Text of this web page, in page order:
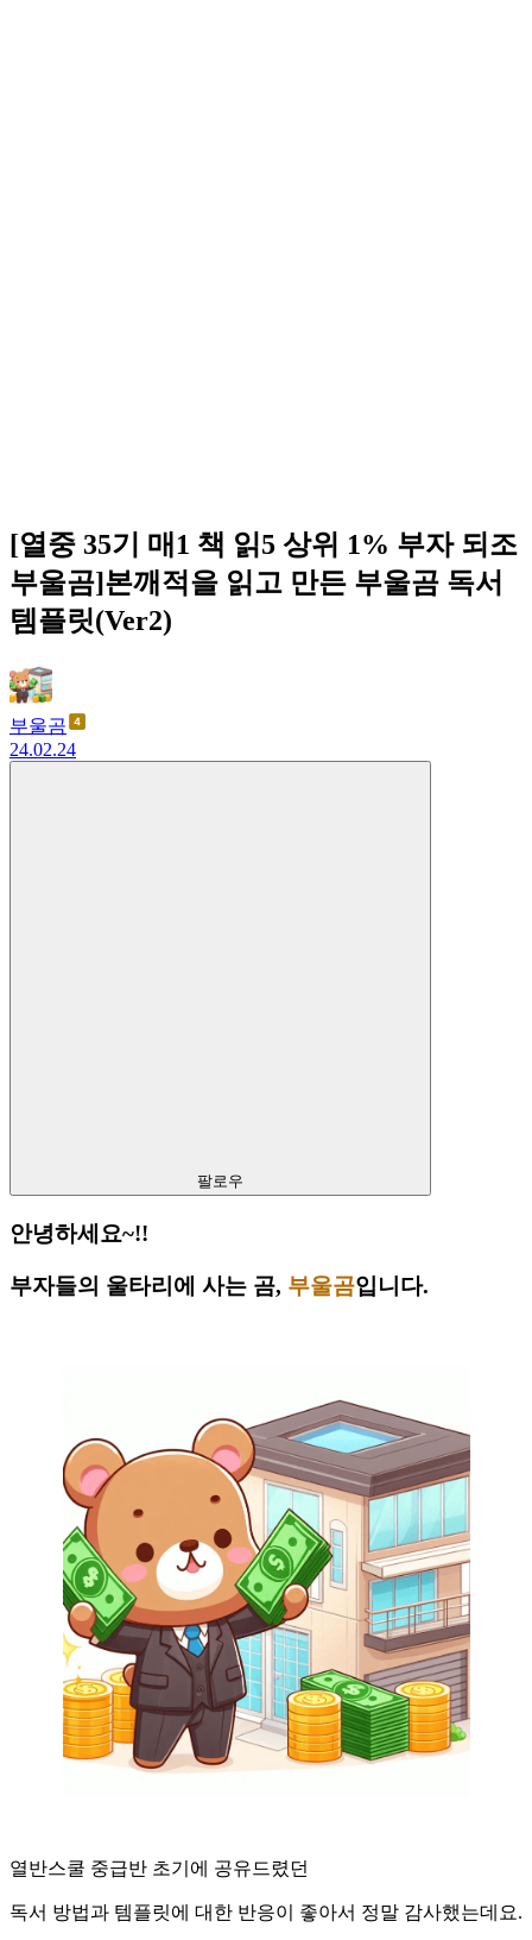
[열중 35기 매1 책 읽5 상위 1% 부자 되조
부울곰]본깨적을 읽고 만든 부울곰 독서
템플릿(Ver2)
부울곰
24.02.24
팔로우
안녕하세요~!!
부자들의 울타리에 사는 곰, 부울곰입니다.
열반스쿨 중급반 초기에 공유드렸던
독서 방법과 템플릿에 대한 반응이 좋아서 정말 감사했는데요.